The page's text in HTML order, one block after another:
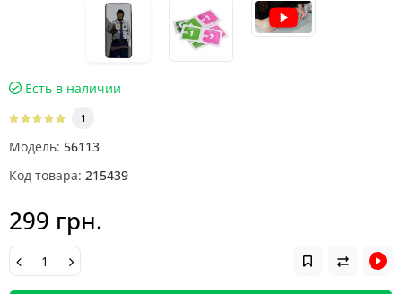
Есть в наличии
1
Модель: 56113
Код товара: 215439
299 грн.